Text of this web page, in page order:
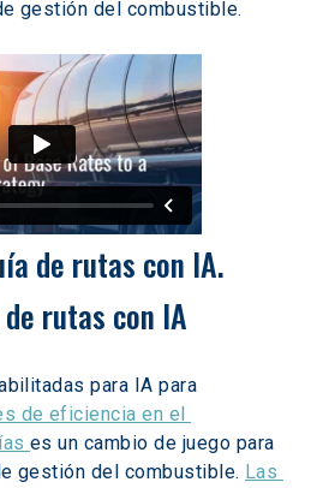
gestión del combustible.
de rutas con IA.
rutas con IA
para IA para
de eficiencia en el
es un cambio de juego para
gestión del combustible. Las